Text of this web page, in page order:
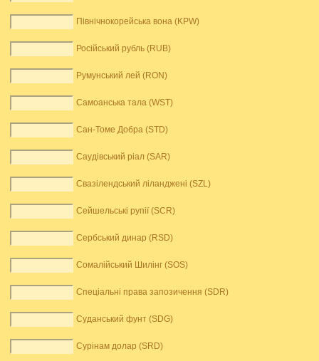
Північнокорейська вона (KPW)
Російський рубль (RUB)
Румунський лей (RON)
Самоанська тала (WST)
Сан-Томе Добра (STD)
Саудівський ріал (SAR)
Свазілендський ліланджені (SZL)
Сейшельські рупії (SCR)
Сербський динар (RSD)
Сомалійський Шилінг (SOS)
Спеціальні права запозичення (SDR)
Суданський фунт (SDG)
Сурінам долар (SRD)